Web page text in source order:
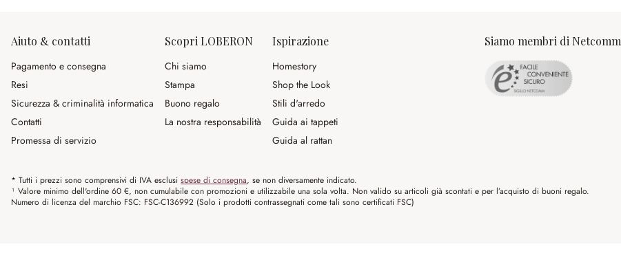
Aiuto & contatti
Pagamento e consegna
Resi
Sicurezza & criminalità informatica
Contatti
Promessa di servizio
Scopri LOBERON
Chi siamo
Stampa
Buono regalo
La nostra responsabilità
Ispirazione
Homestory
Shop the Look
Stili d'arredo
Guida ai tappeti
Guida al rattan
Siamo membri di Netcomm
* Tutti i prezzi sono comprensivi di IVA esclusi spese di consegna, se non diversamente indicato.
¹ Valore minimo dell'ordine 60 €, non cumulabile con promozioni e utilizzabile una sola volta. Non valido su articoli già scontati e per l’acquisto di buoni regalo.
Numero di licenza del marchio FSC: FSC-C136992 (Solo i prodotti contrassegnati come tali sono certificati FSC)